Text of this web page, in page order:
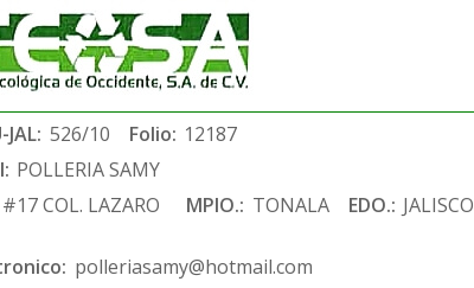
JAL: 526/10 Folio: 12187
POLLERIA SAMY
COL. LAZARO
MPIO.: TONALA EDO.: JALISCO
polleriasamy@hotmail.com